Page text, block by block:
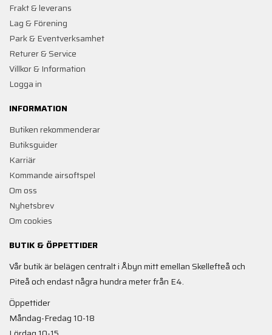
Frakt & leverans
Lag & Förening
Park & Eventverksamhet
Returer & Service
Villkor & Information
Logga in
INFORMATION
Butiken rekommenderar
Butiksguider
Karriär
Kommande airsoftspel
Om oss
Nyhetsbrev
Om cookies
BUTIK & ÖPPETTIDER
Vår butik är belägen centralt i Åbyn mitt emellan Skellefteå och
Piteå och endast några hundra meter från E4.
Öppettider
Måndag-Fredag 10-18